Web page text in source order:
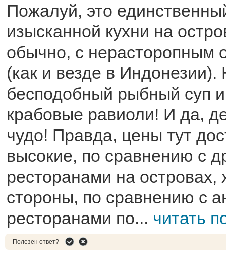
Пожалуй, это
изысканной кухни на
обычно, с нерасторопным
(как и везде в Индонезии).
бесподобный рыбный суп
крабовые равиоли! И да,
чудо! Правда, цены тут
высокие, по сравнению с
ресторанами на островах,
стороны, по сравнению с
ресторанами по... читать
Полезен ответ?